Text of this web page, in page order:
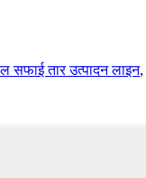
सफाई तार उत्पादन लाइन,